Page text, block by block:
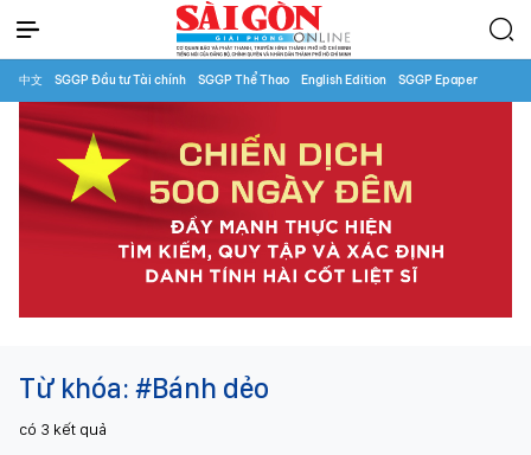
中文 SGGP Đầu tư Tài chính SGGP Thể Thao English Edition SGGP Epaper
Từ khóa: #Bánh dẻo
có 3 kết quả